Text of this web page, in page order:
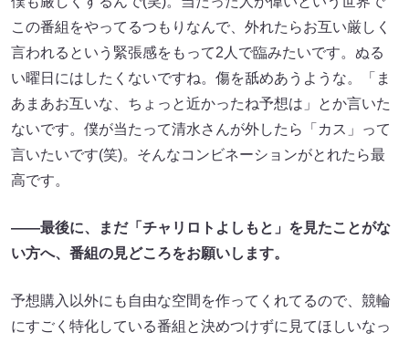
この番組をやってるつもりなんで、外れたらお互い厳しく
言われるという緊張感をもって2人で臨みたいです。ぬる
い曜日にはしたくないですね。傷を舐めあうような。「ま
あまあお互いな、ちょっと近かったね予想は」とか言いた
ないです。僕が当たって清水さんが外したら「カス」って
言いたいです(笑)。そんなコンビネーションがとれたら最
高です。
――最後に、まだ「チャリロトよしもと」を見たことがな
い方へ、番組の見どころをお願いします。
予想購入以外にも自由な空間を作ってくれてるので、競輪
にすごく特化している番組と決めつけずに見てほしいなっ